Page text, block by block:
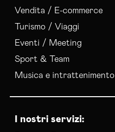
Vendita / E-commerce
Turismo / Viaggi
Eventi / Meeting
Sport & Team
Musica e intrattenimento
I nostri servizi: